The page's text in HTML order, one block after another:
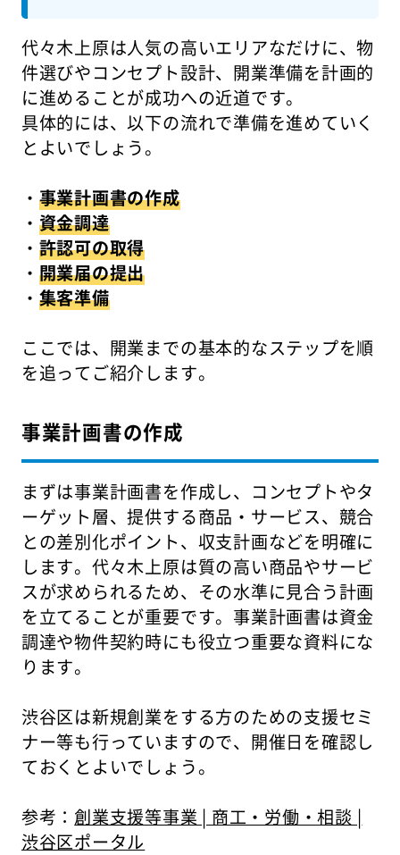
代々木上原は人気の高いエリアなだけに、物
件選びやコンセプト設計、開業準備を計画的
に進めることが成功への近道です。
具体的には、以下の流れで準備を進めていく
とよいでしょう。
・ 事業計画書の作成
・ 資金調達
・ 許認可の取得
・ 開業届の提出
・ 集客準備
ここでは、開業までの基本的なステップを順
を追ってご紹介します。
事業計画書の作成
まずは事業計画書を作成し、コンセプトやタ
ーゲット層、提供する商品・サービス、競合
との差別化ポイント、収支計画などを明確に
します。代々木上原は質の高い商品やサービ
スが求められるため、その水準に見合う計画
を立てることが重要です。事業計画書は資金
調達や物件契約時にも役立つ重要な資料にな
ります。
渋谷区は新規創業をする方のための支援セミ
ナー等も行っていますので、開催日を確認し
ておくとよいでしょう。
参考： 創業支援等事業 | 商工・労働・相談 |
渋谷区ポータル